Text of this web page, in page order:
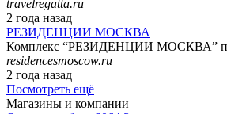
travelregatta.ru
2 года назад
РЕЗИДЕНЦИИ МОСКВА
Комплекс “РЕЗИДЕНЦИИ МОСКВА”
residencesmoscow.ru
2 года назад
Посмотреть ещё
Магазины и компании